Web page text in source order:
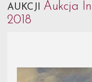
AUKCJI Aukcja
2018